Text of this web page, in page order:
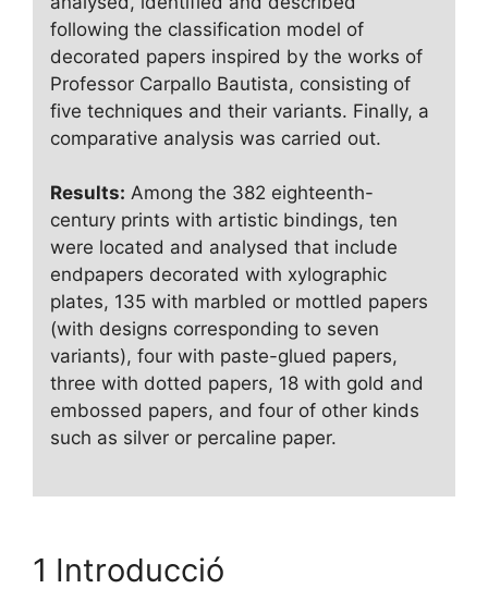
following the classification model of
decorated papers inspired by the works of
Professor Carpallo Bautista, consisting of
five techniques and their variants. Finally, a
comparative analysis was carried out.
Results: Among the 382 eighteenth-
century prints with artistic bindings, ten
were located and analysed that include
endpapers decorated with xylographic
plates, 135 with marbled or mottled papers
(with designs corresponding to seven
variants), four with paste-glued papers,
three with dotted papers, 18 with gold and
embossed papers, and four of other kinds
such as silver or percaline paper.
1 Introducció